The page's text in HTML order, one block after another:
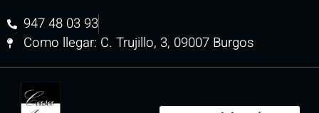
947 48 03 93
Como llegar: C. Trujillo, 3, 09007 Burgos